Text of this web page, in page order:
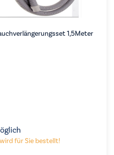
1,5Meter
für Sie bestellt!